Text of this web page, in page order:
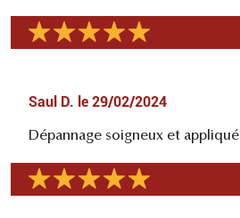
Saul D. le 29/02/2024
Dépannage soigneux et appliqué